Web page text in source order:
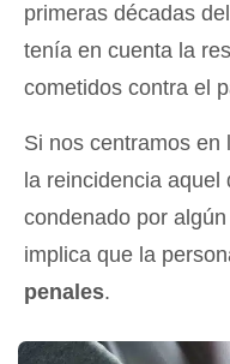
primeras décadas del
tenía en cuenta la
cometidos contra el
Si nos centramos en
la reincidencia
condenado por algún
implica que la
penales.